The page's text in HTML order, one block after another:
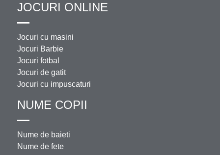
JOCURI ONLINE
Jocuri cu masini
Jocuri Barbie
Jocuri fotbal
Jocuri de gatit
Jocuri cu impuscaturi
NUME COPII
Nume de baieti
Nume de fete